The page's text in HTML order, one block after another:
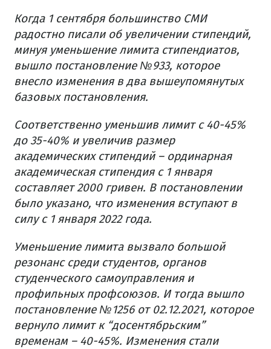
Когда 1 сентября большинство СМИ
радостно писали об увеличении стипендий,
минуя уменьшение лимита стипендиатов,
вышло постановление №933, которое
внесло изменения в два вышеупомянутых
базовых постановления.
Соответственно уменьшив лимит с 40-45%
до 35-40% и увеличив размер
академических стипендий – ординарная
академическая стипендия с 1 января
составляет 2000 гривен. В постановлении
было указано, что изменения вступают в
силу с 1 января 2022 года.
Уменьшение лимита вызвало большой
резонанс среди студентов, органов
студенческого самоуправления и
профильных профсоюзов. И тогда вышло
постановление №1256 от 02.12.2021, которое
вернуло лимит к “досентябрьским”
временам – 40-45%. Изменения стали